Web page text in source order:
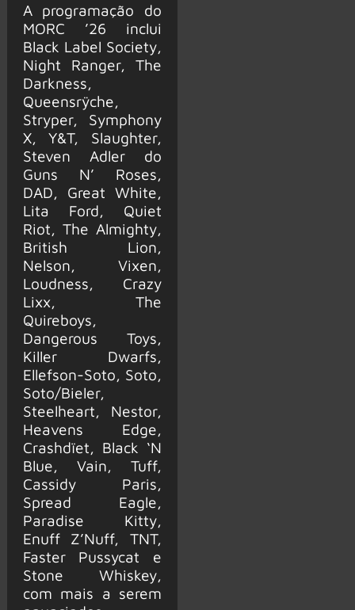
A programação do
MORC ’26 inclui
Black Label Society,
Night Ranger, The
Darkness,
Queensrÿche,
Stryper, Symphony
X, Y&T, Slaughter,
Steven Adler do
Guns N’ Roses,
DAD, Great White,
Lita Ford, Quiet
Riot, The Almighty,
British Lion,
Nelson, Vixen,
Loudness, Crazy
Lixx, The
Quireboys,
Dangerous Toys,
Killer Dwarfs,
Ellefson-Soto, Soto,
Soto/Bieler,
Steelheart, Nestor,
Heavens Edge,
Crashdïet, Black ‘N
Blue, Vain, Tuff,
Cassidy Paris,
Spread Eagle,
Paradise Kitty,
Enuff Z’Nuff, TNT,
Faster Pussycat e
Stone Whiskey,
com mais a serem